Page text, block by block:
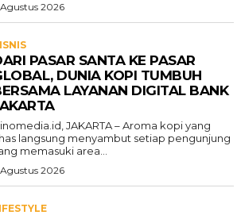
2026
PASAR SANTA KE PASAR
DUNIA KOPI TUMBUH
LAYANAN DIGITAL BANK
JAKARTA – Aroma kopi yang
langsung menyambut setiap pengunjung
memasuki area...
2026